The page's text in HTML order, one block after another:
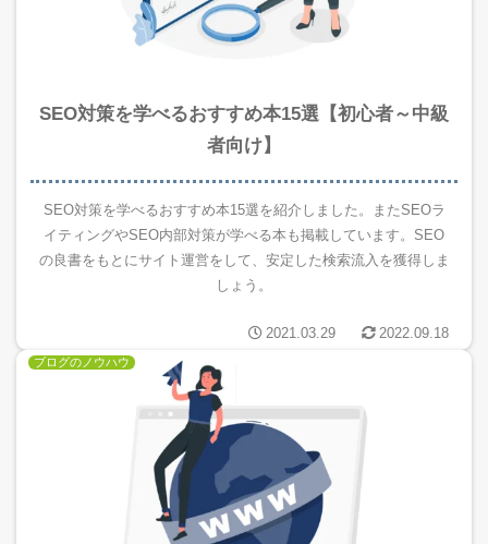
SEO対策を学べるおすすめ本15選【初心者～中級
者向け】
SEO対策を学べるおすすめ本15選を紹介しました。またSEOラ
イティングやSEO内部対策が学べる本も掲載しています。SEO
の良書をもとにサイト運営をして、安定した検索流入を獲得しま
しょう。
2021.03.29 2022.09.18
ブログのノウハウ